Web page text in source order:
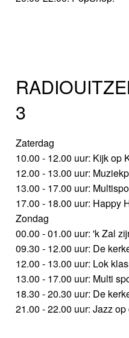
3
Zaterdag
10.00 - 12.00 uur: Kijk op
12.00 - 13.00 uur:
13.00 - 17.00 uur:
17.00 - 18.00 uur: Happy
Zondag
00.00 - 01.00 uur: 'k Zal
09.30 - 12.00 uur: De
12.00 - 13.00 uur: Lok
13.00 - 17.00 uur: Multi
18.30 - 20.30 uur: De
21.00 - 22.00 uur: Jazz